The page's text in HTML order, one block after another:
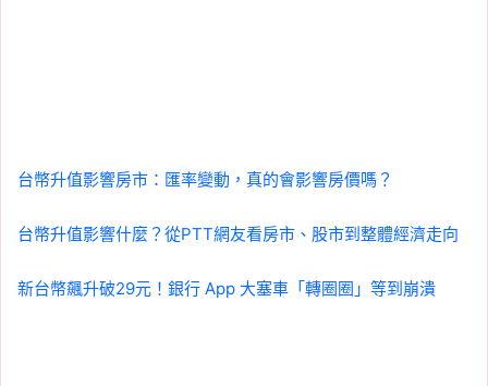
台幣升值影響房市：匯率變動，真的會影響房價嗎？
台幣升值影響什麼？從PTT網友看房市、股市到整體經濟走向
新台幣飆升破29元！銀行 App 大塞車「轉圈圈」等到崩潰